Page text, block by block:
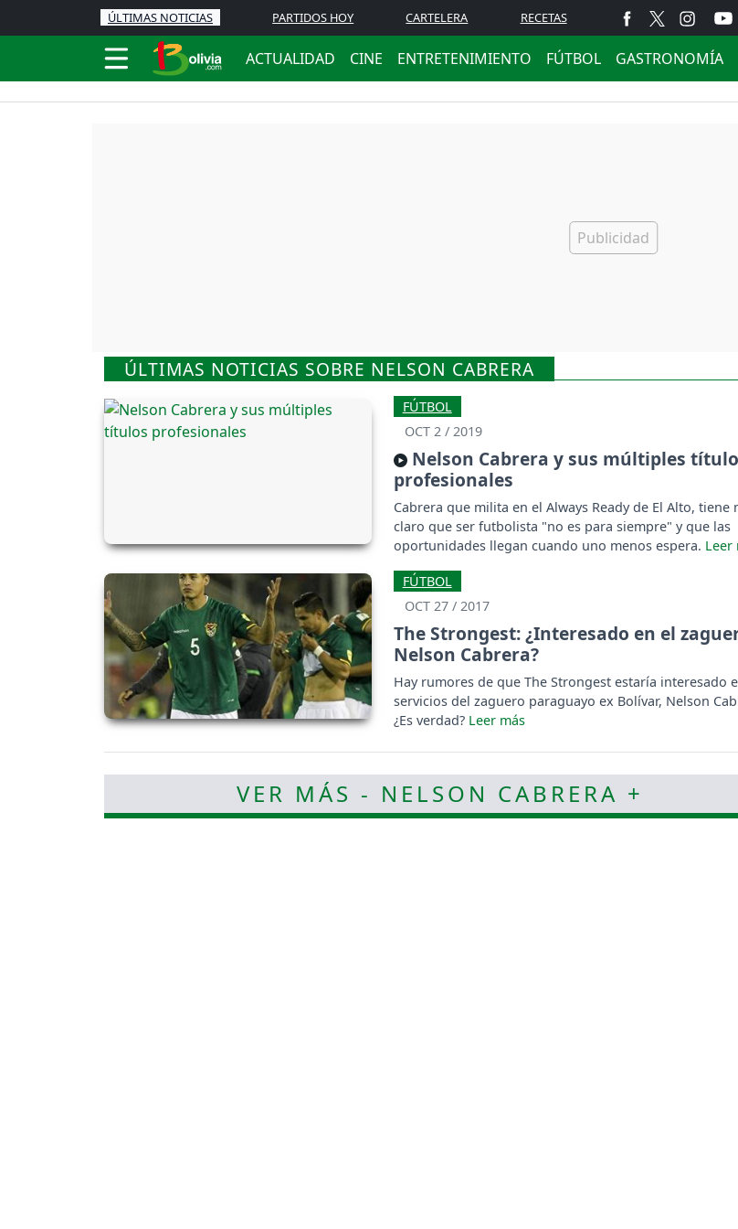
ÚLTIMAS NOTICIAS PARTIDOS HOY CARTELERA RECETAS
ACTUALIDAD CINE ENTRETENIMIENTO FÚTBOL GASTRONOMÍA
ÚLTIMAS NOTICIAS SOBRE NELSON CABRERA
FÚTBOL
OCT 2 / 2019
Nelson Cabrera y sus múltiples
profesionales
Cabrera que milita en el Always Ready de El Alto, tiene
claro que ser futbolista "no es para siempre" y que las
oportunidades llegan cuando uno menos espera.
FÚTBOL
OCT 27 / 2017
The Strongest: ¿Interesado en el
Nelson Cabrera?
Hay rumores de que The Strongest estaría interesado
servicios del zaguero paraguayo ex Bolívar, Nelson
¿Es verdad?
VER MÁS - NELSON CABRERA +